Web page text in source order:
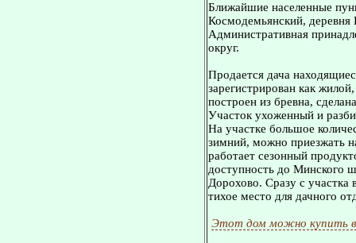
Ближайшие населенные
Космодемьянский, деревня
Административная
округ.
Продается дача
зарегистрирован как
построен из бревна,
Участок ухоженный и
На участке большое
зимний, можно приезжать
работает сезонный
доступность до Минского
Дорохово. Сразу с участка
тихое место для дачного
Этот дом можно купить